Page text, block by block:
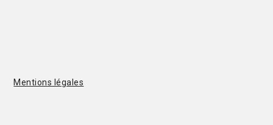
Mentions légales